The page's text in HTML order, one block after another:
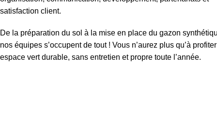
satisfaction client.
De la préparation du sol à la mise en place du gazon
nos équipes s’occupent de tout ! Vous n’aurez plus qu’à profiter
espace vert durable, sans entretien et propre toute l’année.